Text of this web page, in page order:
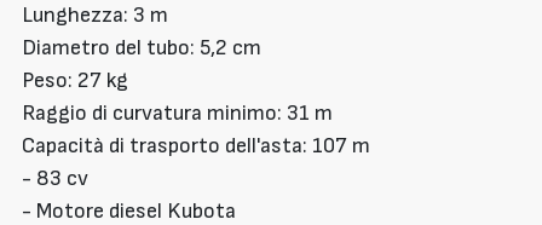
Lunghezza: 3 m
Diametro del tubo: 5,2 cm
Peso: 27 kg
Raggio di curvatura minimo: 31 m
Capacità di trasporto dell'asta: 107 m
- 83 cv
- Motore diesel Kubota